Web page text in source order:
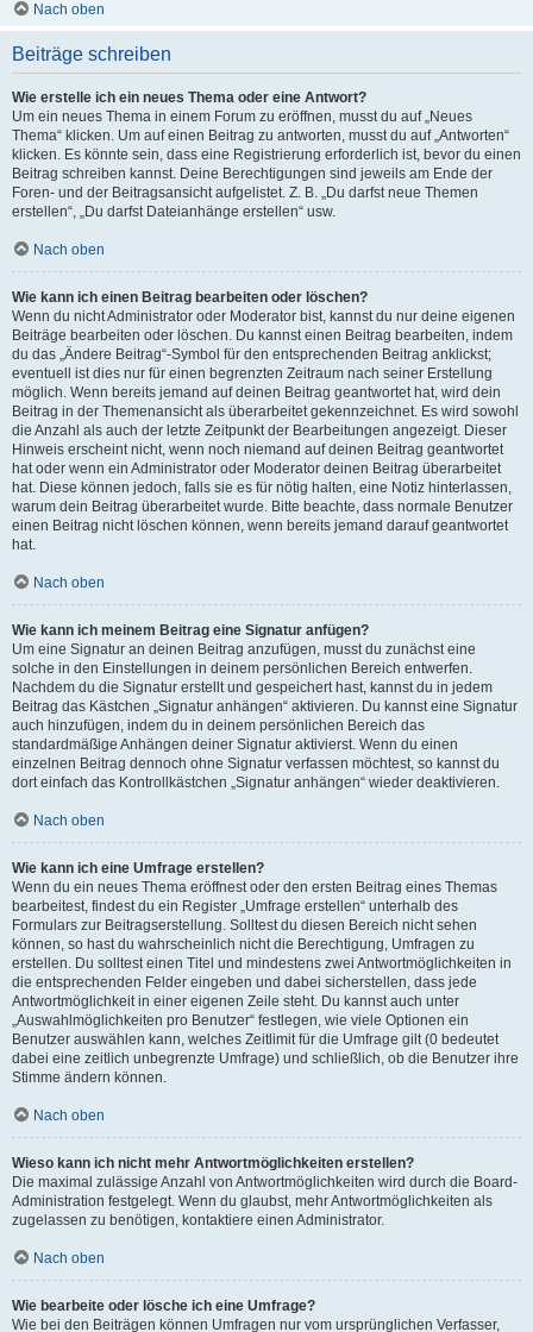
Nach oben
Beiträge schreiben
Wie erstelle ich ein neues Thema oder eine Antwort?
Um ein neues Thema in einem Forum zu eröffnen, musst du auf „Neues
Thema“ klicken. Um auf einen Beitrag zu antworten, musst du auf „Antworten“
klicken. Es könnte sein, dass eine Registrierung erforderlich ist, bevor du einen
Beitrag schreiben kannst. Deine Berechtigungen sind jeweils am Ende der
Foren- und der Beitragsansicht aufgelistet. Z. B. „Du darfst neue Themen
erstellen“, „Du darfst Dateianhänge erstellen“ usw.
Nach oben
Wie kann ich einen Beitrag bearbeiten oder löschen?
Wenn du nicht Administrator oder Moderator bist, kannst du nur deine eigenen
Beiträge bearbeiten oder löschen. Du kannst einen Beitrag bearbeiten, indem
du das „Ändere Beitrag“-Symbol für den entsprechenden Beitrag anklickst;
eventuell ist dies nur für einen begrenzten Zeitraum nach seiner Erstellung
möglich. Wenn bereits jemand auf deinen Beitrag geantwortet hat, wird dein
Beitrag in der Themenansicht als überarbeitet gekennzeichnet. Es wird sowohl
die Anzahl als auch der letzte Zeitpunkt der Bearbeitungen angezeigt. Dieser
Hinweis erscheint nicht, wenn noch niemand auf deinen Beitrag geantwortet
hat oder wenn ein Administrator oder Moderator deinen Beitrag überarbeitet
hat. Diese können jedoch, falls sie es für nötig halten, eine Notiz hinterlassen,
warum dein Beitrag überarbeitet wurde. Bitte beachte, dass normale Benutzer
einen Beitrag nicht löschen können, wenn bereits jemand darauf geantwortet
hat.
Nach oben
Wie kann ich meinem Beitrag eine Signatur anfügen?
Um eine Signatur an deinen Beitrag anzufügen, musst du zunächst eine
solche in den Einstellungen in deinem persönlichen Bereich entwerfen.
Nachdem du die Signatur erstellt und gespeichert hast, kannst du in jedem
Beitrag das Kästchen „Signatur anhängen“ aktivieren. Du kannst eine Signatur
auch hinzufügen, indem du in deinem persönlichen Bereich das
standardmäßige Anhängen deiner Signatur aktivierst. Wenn du einen
einzelnen Beitrag dennoch ohne Signatur verfassen möchtest, so kannst du
dort einfach das Kontrollkästchen „Signatur anhängen“ wieder deaktivieren.
Nach oben
Wie kann ich eine Umfrage erstellen?
Wenn du ein neues Thema eröffnest oder den ersten Beitrag eines Themas
bearbeitest, findest du ein Register „Umfrage erstellen“ unterhalb des
Formulars zur Beitragserstellung. Solltest du diesen Bereich nicht sehen
können, so hast du wahrscheinlich nicht die Berechtigung, Umfragen zu
erstellen. Du solltest einen Titel und mindestens zwei Antwortmöglichkeiten in
die entsprechenden Felder eingeben und dabei sicherstellen, dass jede
Antwortmöglichkeit in einer eigenen Zeile steht. Du kannst auch unter
„Auswahlmöglichkeiten pro Benutzer“ festlegen, wie viele Optionen ein
Benutzer auswählen kann, welches Zeitlimit für die Umfrage gilt (0 bedeutet
dabei eine zeitlich unbegrenzte Umfrage) und schließlich, ob die Benutzer ihre
Stimme ändern können.
Nach oben
Wieso kann ich nicht mehr Antwortmöglichkeiten erstellen?
Die maximal zulässige Anzahl von Antwortmöglichkeiten wird durch die Board-
Administration festgelegt. Wenn du glaubst, mehr Antwortmöglichkeiten als
zugelassen zu benötigen, kontaktiere einen Administrator.
Nach oben
Wie bearbeite oder lösche ich eine Umfrage?
Wie bei den Beiträgen können Umfragen nur vom ursprünglichen Verfasser,